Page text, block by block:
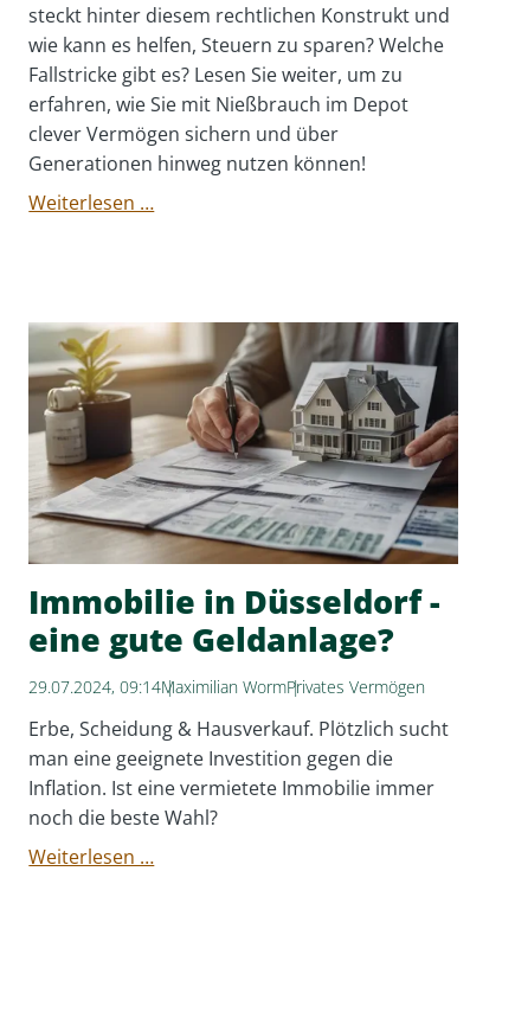
steckt hinter diesem rechtlichen Konstrukt und
wie kann es helfen, Steuern zu sparen? Welche
Fallstricke gibt es? Lesen Sie weiter, um zu
erfahren, wie Sie mit Nießbrauch im Depot
clever Vermögen sichern und über
Generationen hinweg nutzen können!
Weiterlesen …Nießbrauch
Instrument
für
Steuereffizienz
bei
Ihrer
Vermögensübertragung
Immobilie in Düsseldorf -
eine gute Geldanlage?
29.07.2024, 09:14Maximilian WormPrivates Vermögen
Erbe, Scheidung & Hausverkauf. Plötzlich sucht
man eine geeignete Investition gegen die
Inflation. Ist eine vermietete Immobilie immer
noch die beste Wahl?
Weiterlesen …Immobilie